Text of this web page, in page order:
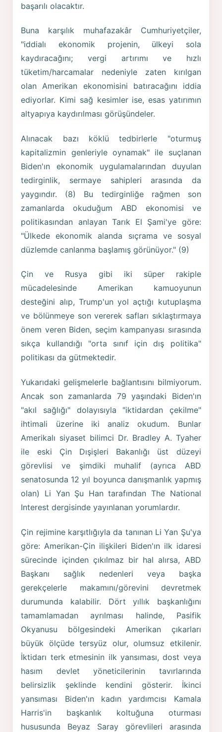
başarılı olacaktır.
Buna karşılık muhafazakâr Cumhuriyetçiler,
"iddialı ekonomik projenin, ülkeyi sola
kaydıracağını; vergi artırımı ve hızlı
tüketim/harcamalar nedeniyle zaten kırılgan
olan Amerikan ekonomisini batıracağını iddia
ediyorlar. Kimi sağ kesimler ise, esas yatırımın
altyapıya kaydırılması görüşündeler.
Alınacak bazı köklü tedbirlerle "oturmuş
kapitalizmin genleriyle oynamak" ile suçlanan
Biden'ın ekonomik uygulamalarından duyulan
tedirginlik, sermaye sahipleri arasında da
yaygındır. (8) Bu tedirginliğe rağmen son
zamanlarda okuduğum ABD ekonomisi ve
politikasından anlayan Tarık El Şami'ye göre:
"Ülkede ekonomik alanda sıçrama ve sosyal
düzlemde canlanma başlamış görünüyor." (9)
Çin ve Rusya gibi iki süper rakiple
mücadelesinde Amerikan kamuoyunun
desteğini alıp, Trump'un yol açtığı kutuplaşma
ve bölünmeye son vererek safları sıklaştırmaya
önem veren Biden, seçim kampanyası sırasında
sıkça kullandığı "orta sınıf için dış politika"
politikası da gütmektedir.
Yukarıdaki gelişmelerle bağlantısını bilmiyorum.
Ancak son zamanlarda 79 yaşındaki Biden'ın
"akıl sağlığı" dolayısıyla "iktidardan çekilme"
ihtimali üzerine iki analiz okudum. Bunlar
Amerikalı siyaset bilimci Dr. Bradley A. Tyaher
ile eski Çin Dışişleri Bakanlığı üst düzeyi
görevlisi ve şimdiki muhalif (ayrıca ABD
senatosunda 12 yıl boyunca danışmanlık yapmış
olan) Li Yan Şu Han tarafından The National
Interest dergisinde yayınlanan yorumlardır.
Çin rejimine karşıtlığıyla da tanınan Li Yan Şu'ya
göre: Amerikan-Çin ilişkileri Biden'ın ilk idaresi
sürecinde içinden çıkılmaz bir hal alırsa, ABD
Başkanı sağlık nedenleri veya başka
gerekçelerle makamını/görevini devretmek
durumunda kalabilir. Dört yıllık başkanlığını
tamamlamadan ayrılması halinde, Pasifik
Okyanusu bölgesindeki Amerikan çıkarları
büyük ölçüde tersyüz olur, olumsuz etkilenir.
İktidarı terk etmesinin ilk yansıması, dost veya
hasım devlet yöneticilerinin tavırlarında
belirsizlik şeklinde kendini gösterir. İkinci
yansıması Biden'ın kadın yardımcısı Kamala
Harris'in başkanlık koltuğuna oturması
hususunda Beyaz Saray görevlileri arasında